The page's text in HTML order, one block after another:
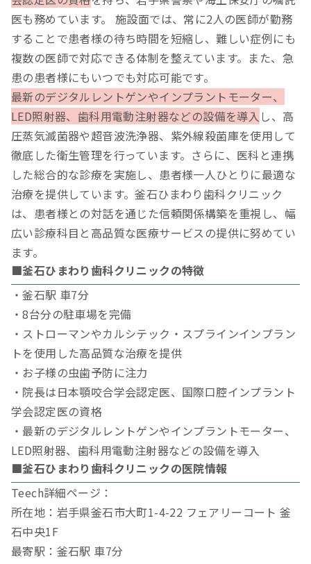
医も務めています。 施設面では、常に2人の医師が勤務
することで患者様の待ち時間を短縮し、難しい症例にも
複数の医師で対応できる体制を整えています。また、急
患の患者様にもいつでも対応可能です。
最新のデジタルレントゲンやインプラントモーター、
LED照射器、歯科用電動注射器などの設備を導入 し、高
圧蒸気滅菌器や超音波洗浄器、紫外線殺菌庫を使用して
徹底した衛生管理を行っています。さらに、医科と連携
した総合的な診療を実施し、患者様一人ひとりに最適な
治療を提供しています。釜石ひまわり歯科クリニック
は、患者様との対話を通じた信頼関係構築を重視し、幅
広い診療科目と高品質な医療サービスの提供に努めてい
ます。
■釜石ひまわり歯科クリニックの特徴
・釜石駅 車7分
・8台分の駐車場を完備
・ストローマンやカルシテック・スプラインインプラン
トを使用した高品質な治療を提供
・お子様の虫歯予防に注力
・院長は日本顎咬合学会認定医、国際口腔インプラント
学会認定医の資格
・最新のデジタルレントゲンやインプラントモーター、
LED照射器、歯科用電動注射器などの設備を導入
■釜石ひまわり歯科クリニックの医院情報
Teech詳細ページ：
所在地：岩手県釜石市大町1-4-22 フェアリーコート 釜
石中央1F
最寄駅：釜石駅 車7分